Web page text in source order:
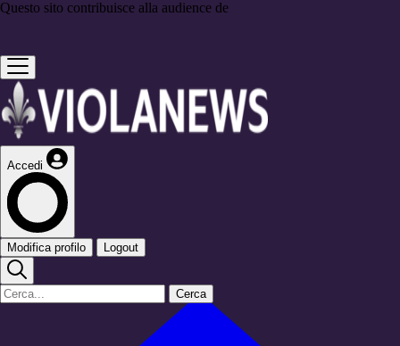
Questo sito contribuisce alla audience de
Accedi
Modifica profilo Logout
Cerca